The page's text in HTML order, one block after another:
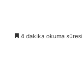
4 dakika okuma süresi